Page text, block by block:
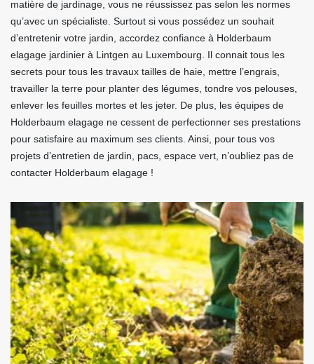
matière de jardinage, vous ne réussissez pas selon les normes
qu’avec un spécialiste. Surtout si vous possédez un souhait
d’entretenir votre jardin, accordez confiance à Holderbaum
elagage jardinier à Lintgen au Luxembourg. Il connait tous les
secrets pour tous les travaux tailles de haie, mettre l’engrais,
travailler la terre pour planter des légumes, tondre vos pelouses,
enlever les feuilles mortes et les jeter. De plus, les équipes de
Holderbaum elagage ne cessent de perfectionner ses prestations
pour satisfaire au maximum ses clients. Ainsi, pour tous vos
projets d’entretien de jardin, pacs, espace vert, n’oubliez pas de
contacter Holderbaum elagage !